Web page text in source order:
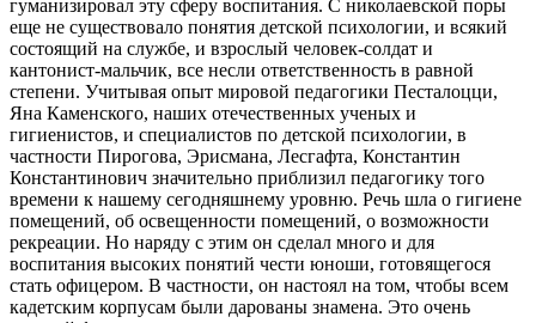
гуманизировал эту сферу воспитания. С николаевской поры
еще не существовало понятия детской психологии, и всякий
состоящий на службе, и взрослый человек-солдат и
кантонист-мальчик, все несли ответственность в равной
степени. Учитывая опыт мировой педагогики Песталоцци,
Яна Каменского, наших отечественных ученых и
гигиенистов, и специалистов по детской психологии, в
частности Пирогова, Эрисмана, Лесгафта, Константин
Константинович значительно приблизил педагогику того
времени к нашему сегодняшнему уровню. Речь шла о гигиене
помещений, об освещенности помещений, о возможности
рекреации. Но наряду с этим он сделал много и для
воспитания высоких понятий чести юноши, готовящегося
стать офицером. В частности, он настоял на том, чтобы всем
кадетским корпусам были дарованы знамена. Это очень